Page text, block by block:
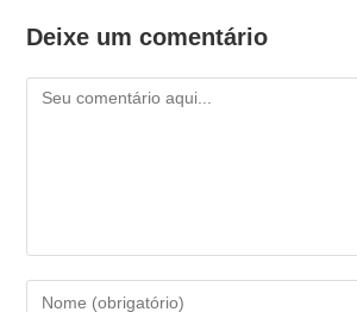
Deixe um comentário